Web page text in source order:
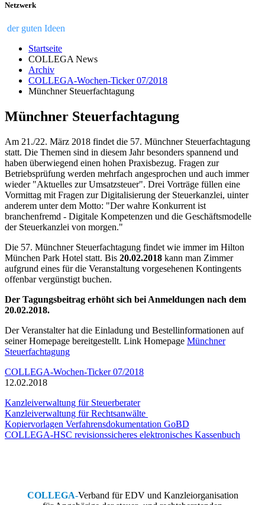
Netzwerk
der guten Ideen
Startseite
COLLEGA News
Archiv
COLLEGA-Wochen-Ticker 07/2018
Münchner Steuerfachtagung
Münchner Steuerfachtagung
Am 21./22. März 2018 findet die 57. Münchner Steuerfachtagung
statt. Die Themen sind in diesem Jahr besonders spannend und
haben überwiegend einen hohen Praxisbezug. Fragen zur
Betriebsprüfung werden mehrfach angesprochen und auch immer
wieder "Aktuelles zur Umsatzsteuer". Drei Vorträge füllen eine
Vormittag mit Fragen zur Digitalisierung der Steuerkanzlei, uinter
anderem unter dem Motto: "Der wahre Konkurrent ist
branchenfremd - Digitale Kompetenzen und die Geschäftsmodelle
der Steuerkanzlei von morgen."
Die 57. Münchner Steuerfachtagung findet wie immer im Hilton
München Park Hotel statt. Bis 20.02.2018 kann man Zimmer
aufgrund eines für die Veranstaltung vorgesehenen Kontingents
offenbar vergünstigt buchen.
Der Tagungsbeitrag erhöht sich bei Anmeldungen nach dem
20.02.2018.
Der Veranstalter hat die Einladung und Bestellinformationen auf
seiner Homepage bereitgestellt. Link Homepage Münchner
Steuerfachtagung
COLLEGA-Wochen-Ticker 07/2018
12.02.2018
Kanzleiverwaltung für Steuerberater
Kanzleiverwaltung für Rechtsanwälte
Kopiervorlagen Verfahrensdokumentation GoBD
COLLEGA-HSC revisionssicheres elektronisches Kassenbuch
COLLEGA-Verband für EDV und Kanzleiorganisation